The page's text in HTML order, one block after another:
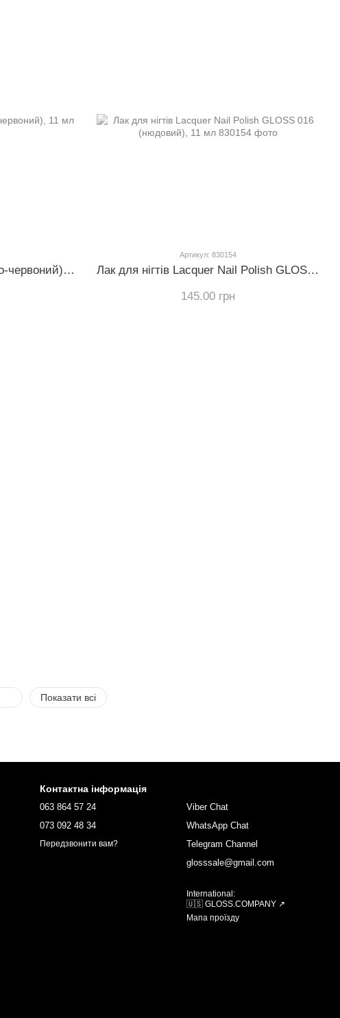
Гель-лак GLOSS 217 (темно-червоний), 11 мл
Артикул: 830154
Лак для нігтів Lacquer Nail Polish GLOSS 016 (нюдовий), 11 мл
145.00 грн
Показати всі
Контактна інформація
063 864 57 24
073 092 48 34
Передзвонити вам?
Viber Chat
WhatsApp Chat
Telegram Channel
glosssale@gmail.com
International:
🇺🇸 GLOSS.COMPANY ↗
Мапа проїзду